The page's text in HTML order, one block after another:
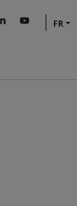
FR